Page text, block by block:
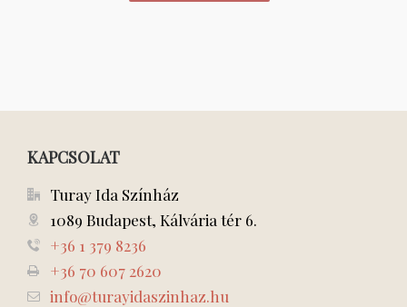
KAPCSOLAT
Turay Ida Színház
1089 Budapest, Kálvária tér 6.
+36 1 379 8236
+36 70 607 2620
info@turayidaszinhaz.hu